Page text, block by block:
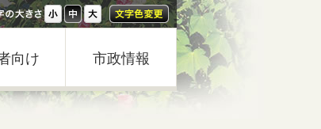
向け 市政情報